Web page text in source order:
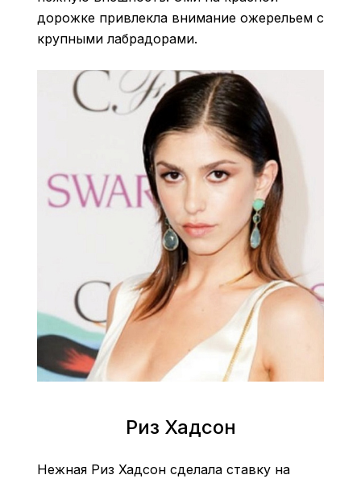
дорожке привлекла внимание ожерельем с
крупными лабрадорами.
Риз Хадсон
Нежная Риз Хадсон сделала ставку на